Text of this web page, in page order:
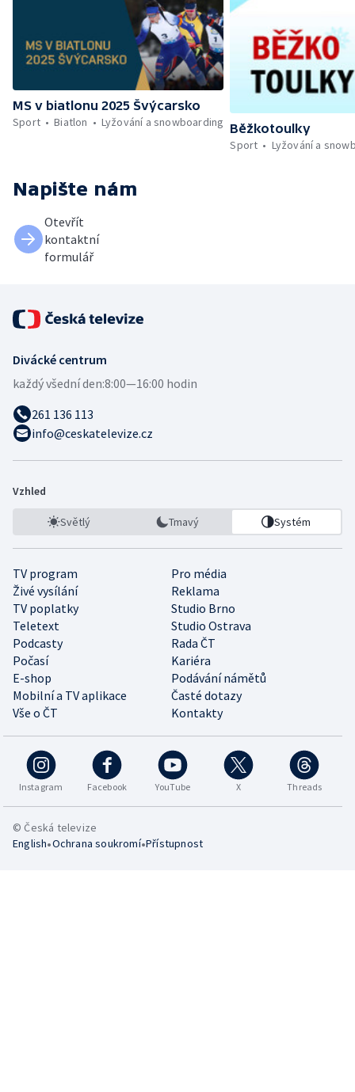
MS v biatlonu 2025 Švýcarsko
Sport
Biatlon Lyžování a snowboarding Běžkotoulky
Sport
Lyžování a
Napište nám
Otevřít
kontaktní
formulář
Divácké centrum
každý všední den:8:00—16:00 hodin
261 136 113
info@ceskatelevize.cz
Vzhled
Světlý Tmavý Systém
TV program
Pro média
Živé vysílání
Reklama
TV poplatky
Studio Brno
Teletext
Studio Ostrava
Podcasty
Rada ČT
Počasí
Kariéra
E-shop
Podávání námětů
Mobilní a TV aplikace
Časté dotazy
Vše o ČT
Kontakty
Instagram Facebook YouTube X Threads
© Česká televize
English•Ochrana soukromí•Přístupnost